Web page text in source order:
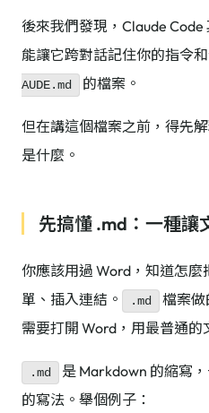
後來我們發現，Claude Code
能讓它跨對話記住你的指令
AUDE.md
的檔案。
但在講這個檔案之前，得先
是什麼。
先搞懂 .md：一種讓
你應該用過 Word，知道怎
單、插入連結。
.md
檔案做
需要打開 Word，用最普通的
.md
是 Markdown 的縮寫
的寫法。舉個例子：